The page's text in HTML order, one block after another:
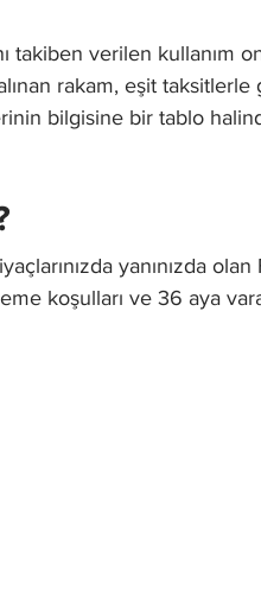
takiben verilen kullanım
rakam, eşit taksitlerle
bilgisine bir tablo
yanınızda
koşulları ve 36 aya